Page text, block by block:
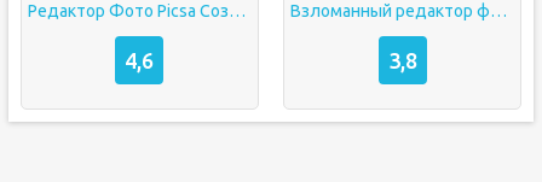
Редактор Фото Picsa Создание Фотоколлажей без рекламы
4,6
Взломанный редактор фото
3,8